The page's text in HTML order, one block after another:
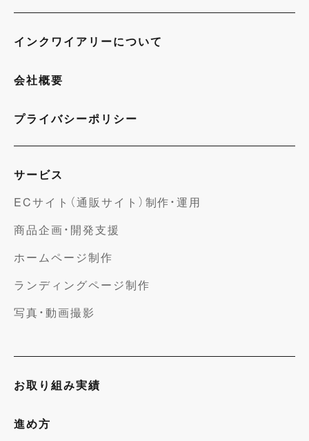
インクワイアリーについて
会社概要
プライバシーポリシー
サービス
ECサイト（通販サイト）制作・運用
商品企画・開発支援
ホームページ制作
ランディングページ制作
写真・動画撮影
お取り組み実績
進め方